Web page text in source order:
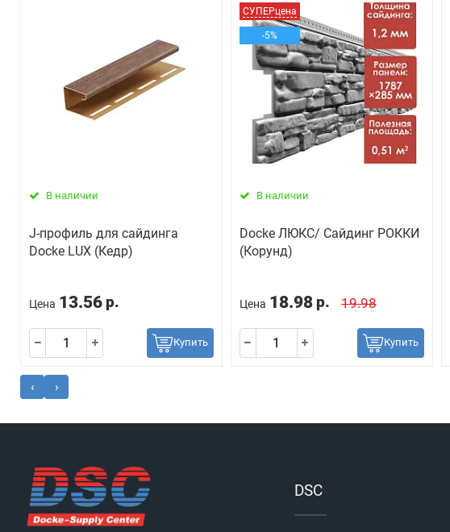
В наличии
J-профиль для сайдинга
Docke LUX (Кедр)
Цена 13.56 р.
Купить
СУПЕРцена
-5%
В наличии
Docke ЛЮКС/ Сайдинг РОККИ
(Корунд)
Цена 18.98 р. 19.98
Купить
‹ ›
DSC